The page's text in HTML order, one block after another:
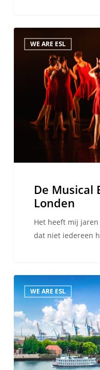
MusicalWE ARE ESL
De Musical
Londen
Het heeft mij
dat niet iedereen
dingen
om
te
doen
in
Hamburg
WE ARE ESL